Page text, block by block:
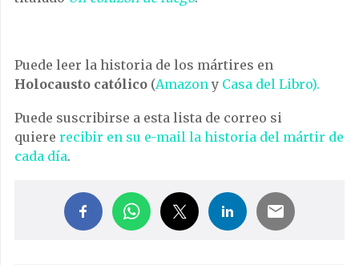
Puede leer la historia de los mártires en
Holocausto católico (Amazon y Casa del Libro).
Puede suscribirse a esta lista de correo si
quiere recibir en su e-mail la historia del mártir de
cada día.